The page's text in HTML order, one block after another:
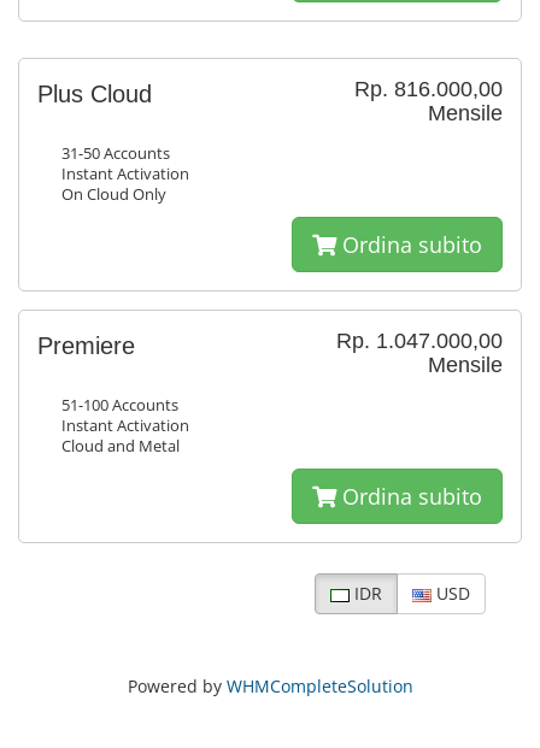
Rp. 816.000,00
Mensile
Plus Cloud
31-50 Accounts
Instant Activation
On Cloud Only
Ordina subito
Rp. 1.047.000,00
Mensile
Premiere
51-100 Accounts
Instant Activation
Cloud and Metal
Ordina subito
IDR USD
Powered by WHMCompleteSolution